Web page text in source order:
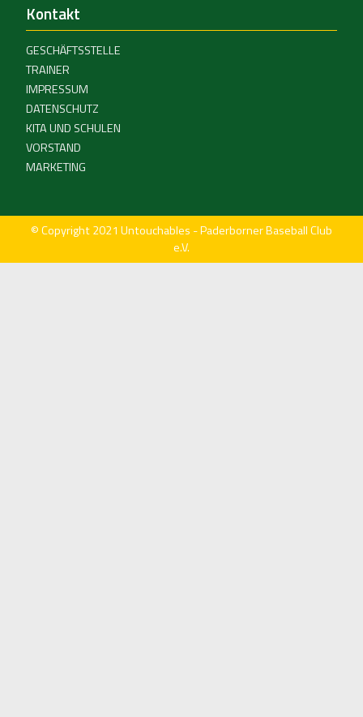
Kontakt
GESCHÄFTSSTELLE
TRAINER
IMPRESSUM
DATENSCHUTZ
KITA UND SCHULEN
VORSTAND
MARKETING
© Copyright 2021 Untouchables - Paderborner Baseball Club
e.V.